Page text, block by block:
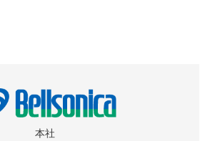
本社